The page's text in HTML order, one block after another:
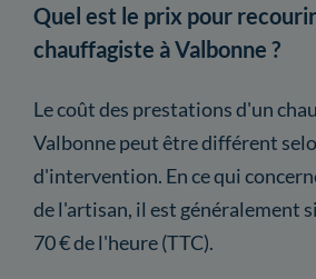
Quel est le prix pour
chauffagiste à Valbonne ?
Le coût des prestations d'un
Valbonne peut être différent
d'intervention. En ce qui
de l'artisan, il est généralement
70 € de l'heure (TTC).